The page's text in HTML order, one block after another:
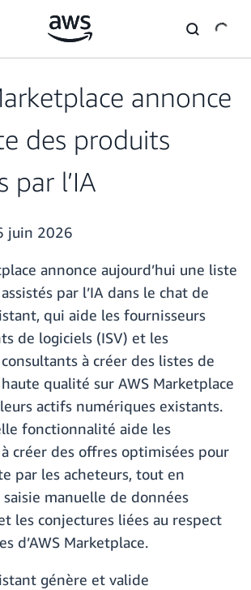
annonce
des produits
par l’IA
juin 2026
annonce aujourd’hui une liste
par l’IA dans le chat de
qui aide les fournisseurs
de logiciels (ISV) et les
à créer des listes de
qualité sur AWS Marketplace
actifs numériques existants.
fonctionnalité aide les
créer des offres optimisées pour
par les acheteurs, tout en
manuelle de données
les conjectures liées au respect
d’AWS Marketplace.
génère et valide